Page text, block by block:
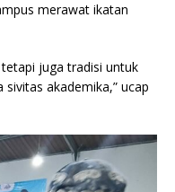
merawat ikatan
juga tradisi untuk
akademika,” ucap